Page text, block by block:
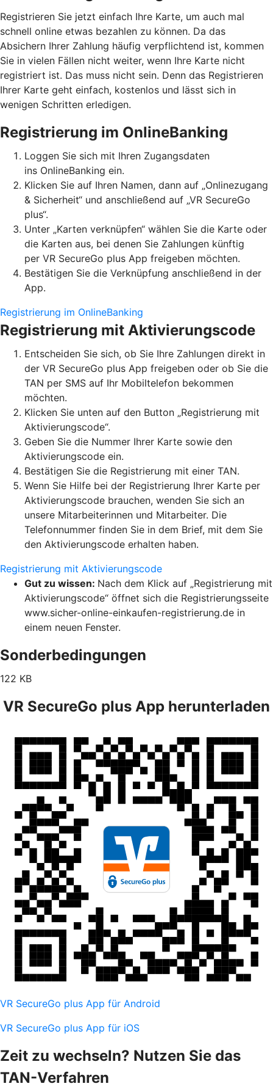
Registrieren Sie jetzt einfach Ihre Karte, um auch mal
schnell online etwas bezahlen zu können. Da das
Absichern Ihrer Zahlung häufig verpflichtend ist, kommen
Sie in vielen Fällen nicht weiter, wenn Ihre Karte nicht
registriert ist. Das muss nicht sein. Denn das Registrieren
Ihrer Karte geht einfach, kostenlos und lässt sich in
wenigen Schritten erledigen.
Registrierung im OnlineBanking
Loggen Sie sich mit Ihren Zugangsdaten
ins OnlineBanking ein.
Klicken Sie auf Ihren Namen, dann auf „Onlinezugang
& Sicherheit“ und anschließend auf „VR SecureGo
plus“.
Unter „Karten verknüpfen“ wählen Sie die Karte oder
die Karten aus, bei denen Sie Zahlungen künftig
per VR SecureGo plus App freigeben möchten.
Bestätigen Sie die Verknüpfung anschließend in der
App.
Registrierung im OnlineBanking
Registrierung mit Aktivierungscode
Entscheiden Sie sich, ob Sie Ihre Zahlungen direkt in
der VR SecureGo plus App freigeben oder ob Sie die
TAN per SMS auf Ihr Mobiltelefon bekommen
möchten.
Klicken Sie unten auf den Button „Registrierung mit
Aktivierungscode“.
Geben Sie die Nummer Ihrer Karte sowie den
Aktivierungscode ein.
Bestätigen Sie die Registrierung mit einer TAN.
Wenn Sie Hilfe bei der Registrierung Ihrer Karte per
Aktivierungscode brauchen, wenden Sie sich an
unsere Mitarbeiterinnen und Mitarbeiter. Die
Telefonnummer finden Sie in dem Brief, mit dem Sie
den Aktivierungscode erhalten haben.
Registrierung mit Aktivierungscode
Gut zu wissen: Nach dem Klick auf „Registrierung mit
Aktivierungscode“ öffnet sich die Registrierungsseite
www.sicher-online-einkaufen-registrierung.de in
einem neuen Fenster.
Sonderbedingungen
122 KB
VR SecureGo plus App herunterladen
VR SecureGo plus App für Android
VR SecureGo plus App für iOS
Zeit zu wechseln? Nutzen Sie das
TAN-Verfahren